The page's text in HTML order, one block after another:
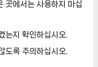
곳에서는 사용하지 마십
는지 확인하십시오.
도록 주의하십시오.